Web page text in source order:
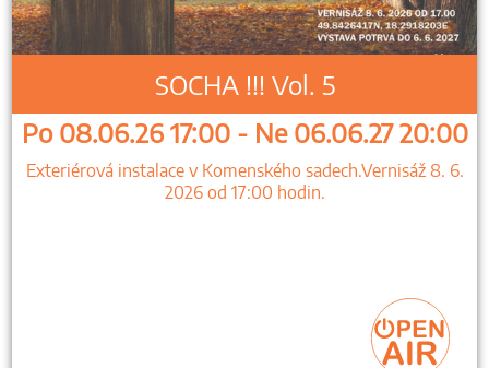
SOCHA !!! Vol. 5
Po 08.06.26 17:00 - Ne 06.06.27 20:00
Exteriérová instalace v Komenského sadech.Vernisáž 8. 6.
2026 od 17:00 hodin.